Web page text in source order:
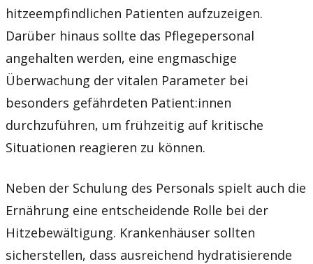
hitzeempfindlichen Patienten aufzuzeigen.
Darüber hinaus sollte das Pflegepersonal
angehalten werden, eine engmaschige
Überwachung der vitalen Parameter bei
besonders gefährdeten Patient:innen
durchzuführen, um frühzeitig auf kritische
Situationen reagieren zu können.
Neben der Schulung des Personals spielt auch die
Ernährung eine entscheidende Rolle bei der
Hitzebewältigung. Krankenhäuser sollten
sicherstellen, dass ausreichend hydratisierende